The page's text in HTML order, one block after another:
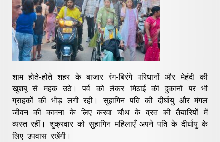
शाम होते-होते शहर के बाजार रंग-बिरंगे परिधानों और मेहंदी की
खुशबू से महक उठे। पर्व को लेकर मिठाई की दुकानों पर भी
ग्राहकों की भीड़ लगी रही। सुहागिन पति की दीर्घायु और मंगल
जीवन की कामना के लिए करवा चौथ के व्रत की तैयारियों में
व्यस्त रहीं। शुक्रवार को सुहागिन महिलाएँ अपने पति के दीर्घायु के
लिए उपवास रखेंगी।